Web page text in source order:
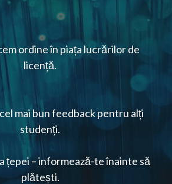
ordine în piața lucrărilor de
licență.
mai bun feedback pentru alți
studenți.
țepei – informează-te înainte să
plătești.